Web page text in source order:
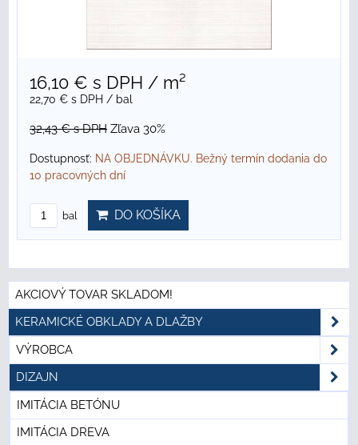
16,10 € s DPH / m²
22,70 € s DPH / bal
32,43 €s DPH Zľava 30%
Dostupnosť: NA OBJEDNÁVKU. Bežný termín dodania do
10 pracovných dní
bal DO KOŠÍKA
AKCIOVÝ TOVAR SKLADOM!
KERAMICKÉ OBKLADY A DLAŽBY
VÝROBCA
DIZAJN
IMITÁCIA BETÓNU
IMITÁCIA DREVA